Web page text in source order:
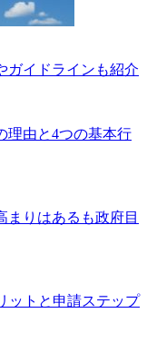
ガイドラインも紹介
理由と4つの基本行
まりはあるも政府目
ットと申請ステップ